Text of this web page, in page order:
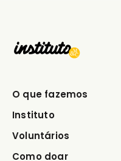
O que fazemos
Instituto
Voluntários
Como doar